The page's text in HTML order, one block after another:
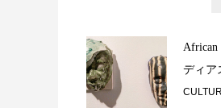
African
ディア